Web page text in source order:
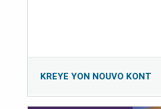
KREYE YON NOUVO KONT